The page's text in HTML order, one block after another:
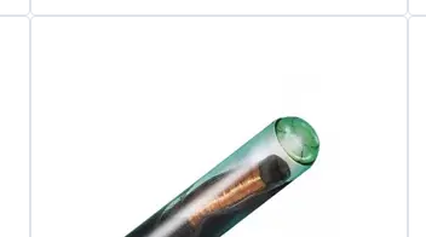
ROVER, LEXUS, MAZDA, MITSUBISHI,